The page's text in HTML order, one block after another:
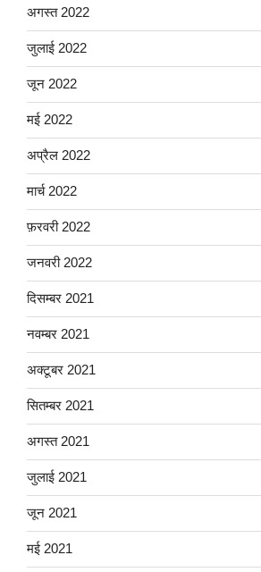
अगस्त 2022
जुलाई 2022
जून 2022
मई 2022
अप्रैल 2022
मार्च 2022
फ़रवरी 2022
जनवरी 2022
दिसम्बर 2021
नवम्बर 2021
अक्टूबर 2021
सितम्बर 2021
अगस्त 2021
जुलाई 2021
जून 2021
मई 2021